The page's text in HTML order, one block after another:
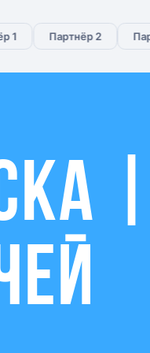
Партнёр 2
|